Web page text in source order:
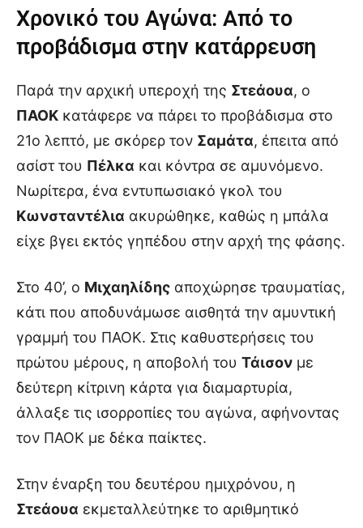
Χρονικό του Αγώνα: Από το
προβάδισμα στην κατάρρευση
Παρά την αρχική υπεροχή της Στεάουα, ο
ΠΑΟΚ κατάφερε να πάρει το προβάδισμα στο
21ο λεπτό, με σκόρερ τον Σαμάτα, έπειτα από
ασίστ του Πέλκα και κόντρα σε αμυνόμενο.
Νωρίτερα, ένα εντυπωσιακό γκολ του
Κωνσταντέλια ακυρώθηκε, καθώς η μπάλα
είχε βγει εκτός γηπέδου στην αρχή της φάσης.
Στο 40’, ο Μιχαηλίδης αποχώρησε τραυματίας,
κάτι που αποδυνάμωσε αισθητά την αμυντική
γραμμή του ΠΑΟΚ. Στις καθυστερήσεις του
πρώτου μέρους, η αποβολή του Τάισον με
δεύτερη κίτρινη κάρτα για διαμαρτυρία,
άλλαξε τις ισορροπίες του αγώνα, αφήνοντας
τον ΠΑΟΚ με δέκα παίκτες.
Στην έναρξη του δευτέρου ημιχρόνου, η
Στεάουα εκμεταλλεύτηκε το αριθμητικό